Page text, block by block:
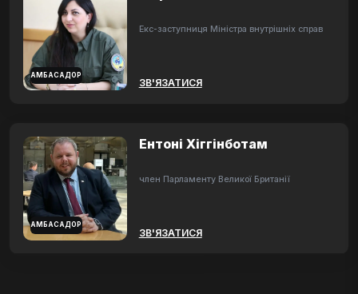
АМБАСАДОР
Екс-заступниця Міністра внутрішніх справ
ЗВ'ЯЗАТИСЯ
АМБАСАДОР
Ентоні Хіггінботам
член Парламенту Великої Британії
ЗВ'ЯЗАТИСЯ